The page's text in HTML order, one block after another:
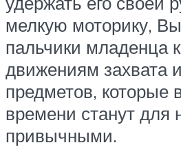
мелкую моторику,
пальчики младенца
движениям захвата
предметов, которые
времени станут для
привычными.